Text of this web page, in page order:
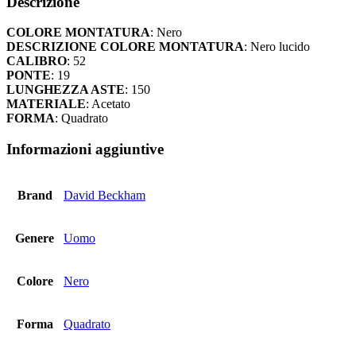
DB
7164
-
807
quantità
COLORE MONTATURA: Nero
DESCRIZIONE COLORE MONTATURA: Nero lucido
CALIBRO: 52
PONTE: 19
LUNGHEZZA ASTE: 150
MATERIALE: Acetato
FORMA: Quadrato
Informazioni aggiuntive
Brand David Beckham
Genere Uomo
Colore Nero
Forma Quadrato